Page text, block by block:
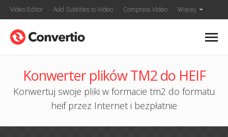
Video Editor Add Subtitles to Video Compress Video Więcej
Konwerter plików TM2 do HEIF
Konwertuj swoje pliki w formacie tm2 do formatu
heif przez Internet i bezpłatnie